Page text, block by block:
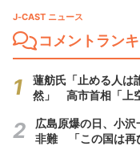
J-CAST ニュース
コメントラン
蓮舫氏「止める人は
然」 高市首相「上
広島原爆の日、小
非難 「この国は再